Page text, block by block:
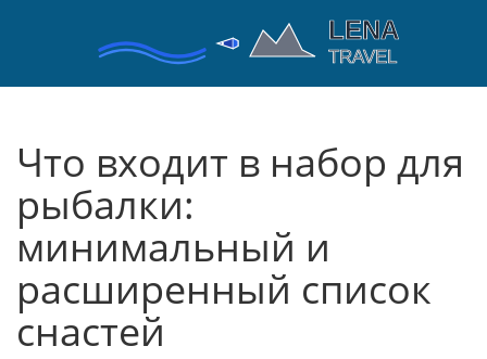
Что входит в набор для
рыбалки:
минимальный и
расширенный список
снастей